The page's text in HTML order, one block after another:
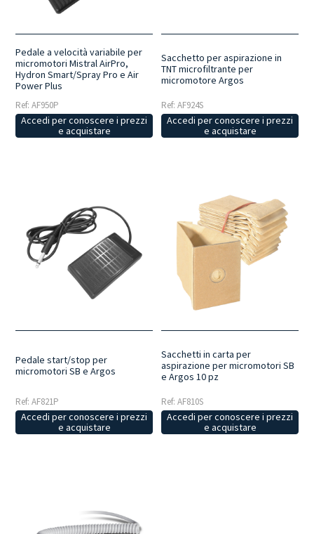
Pedale a velocità variabile per
micromotori Mistral AirPro,
Hydron Smart/Spray Pro e Air
Power Plus
Ref: AF950P
Accedi per conoscere i prezzi
e acquistare
Sacchetto per aspirazione in
TNT microfiltrante per
micromotore Argos
Ref: AF924S
Accedi per conoscere i prezzi
e acquistare
Pedale start/stop per
micromotori SB e Argos
Ref: AF821P
Accedi per conoscere i prezzi
e acquistare
Sacchetti in carta per
aspirazione per micromotori SB
e Argos 10 pz
Ref: AF810S
Accedi per conoscere i prezzi
e acquistare